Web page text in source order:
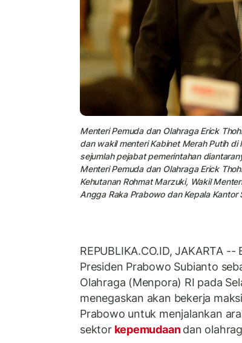
Menteri Pemuda dan Olahraga Erick
dan wakil menteri Kabinet Merah Putih
sejumlah pejabat pemerintahan
Menteri Pemuda dan Olahraga Erick
Kehutanan Rohmat Marzuki, Wakil
Angga Raka Prabowo dan Kepala Kantor
REPUBLIKA.CO.ID, JAKARTA
Presiden Prabowo Subianto
Olahraga (Menpora) RI pada
menegaskan akan bekerja
Prabowo untuk menjalankan
sektorkepemudaandan